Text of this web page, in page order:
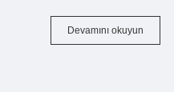
Devamını okuyun
Meşhur